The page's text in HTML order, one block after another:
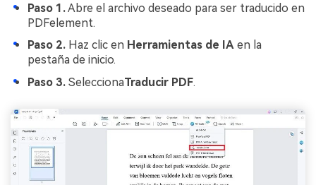
Paso 1.Abre el archivo deseado para ser traducido en
PDFelement.
Paso 2. Haz clic en Herramientas de IA en la
pestaña de inicio.
Paso 3. SeleccionaTraducir PDF.